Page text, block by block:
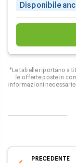
Disponibile
*Le tabelle riportano a
le offerte poste in
informazioni
PRECEDENTE